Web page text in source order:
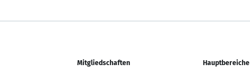
Mitgliedschaften Hauptbereiche